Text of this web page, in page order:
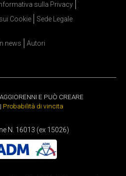
sulla Privacy
Cookie
Sede Legale
news Autori
E PUÒ CREARE
Probabilità di vincita
N. 16013 (ex 15026)